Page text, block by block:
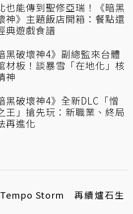
也能傳到聖修亞瑞！《暗黑
神》主題飯店開箱：餐點還
典遊戲食譜
黑破壞神4》副總監來台體
材板！談暴雪「在地化」核
神
黑破壞神4》全新DLC「憎
王」搶先玩：新職業、終局
再進化
Storm 再續爐石生